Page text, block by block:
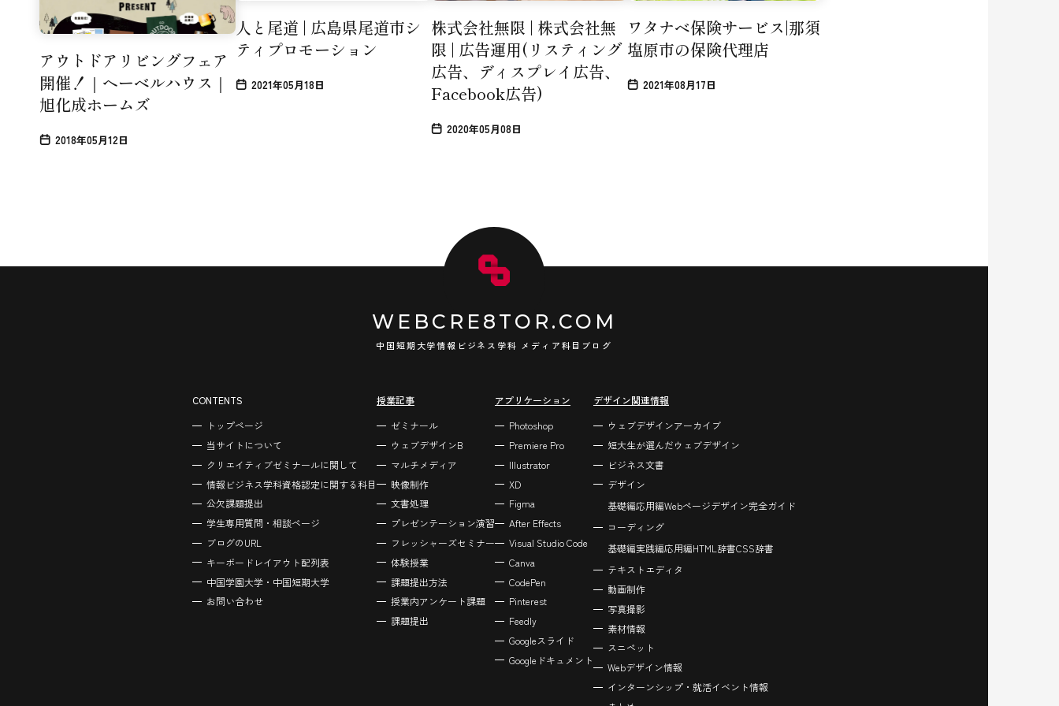
アウトドアリビングフェア
開催！｜ヘーベルハウス｜
旭化成ホームズ
2018年05月12日
人と尾道 | 広島県尾道市シ
ティプロモーション
2021年05月18日
株式会社無限 | 株式会社無
限 | 広告運用(リスティング
広告、ディスプレイ広告、
Facebook広告)
2020年05月08日
ワタナベ保険サービス|那須
塩原市の保険代理店
2021年08月17日
WEBCRE8TOR.COM
中国短期大学情報ビジネス学科 メディア科目ブログ
CONTENTS
トップページ
当サイトについて
クリエイティブゼミナールに関して
情報ビジネス学科資格認定に関する科目
公欠課題提出
学生専用質問・相談ページ
ブログのURL
キーボードレイアウト配列表
中国学園大学・中国短期大学
お問い合わせ
授業記事
ゼミナール
ウェブデザインB
マルチメディア
映像制作
文書処理
プレゼンテーション演習
フレッシャーズセミナー
体験授業
課題提出方法
授業内アンケート課題
課題提出
アプリケーション
Photoshop
Premiere Pro
Illustrator
XD
Figma
After Effects
Visual Studio Code
Canva
CodePen
Pinterest
Feedly
Googleスライド
Googleドキュメント
デザイン関連情報
ウェブデザインアーカイブ
短大生が選んだウェブデザイン
ビジネス文書
デザイン
基礎編応用編Webページデザイン完全ガイド
コーディング
基礎編実践編応用編HTML辞書CSS辞書
テキストエディタ
動画制作
写真撮影
素材情報
スニペット
Webデザイン情報
インターンシップ・就活イベント情報